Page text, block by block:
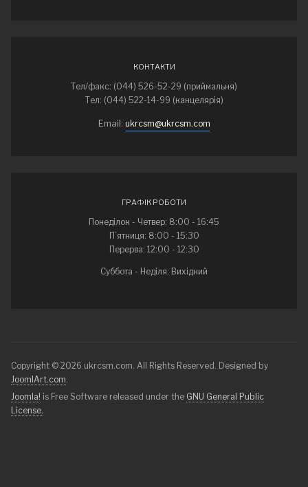
КОНТАКТИ
Тел/факс: (044) 526-52-29 (приймальня)
Тел: (044) 522-14-99 (канцелярія)
Email: ukrcsm@ukrcsm.com
ГРАФІК РОБОТИ
Понеділок - Четвер: 8:00 - 16:45
П’ятниця: 8:00 - 15:30
Перерва: 12:00 - 12:30
Суббота - Неділя: Вихідний
Copyright © 2026 ukrcsm.com. All Rights Reserved. Designed by
JoomlArt.com.
Joomla! is Free Software released under the GNU General Public
License.